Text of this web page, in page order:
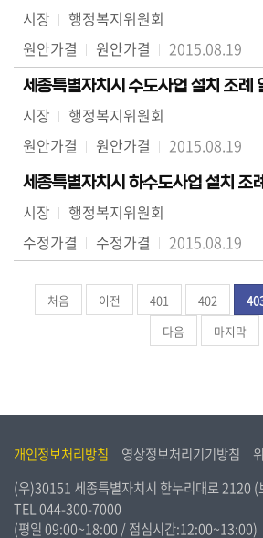
시장
행정복지위원회
원안가결
원안가결 2015.08.19
세종특별자치시 수도사업 설치 조례
시장
행정복지위원회
원안가결
원안가결 2015.08.19
세종특별자치시 하수도사업 설치 조
시장
행정복지위원회
수정가결
수정가결 2015.08.19
처음 이전 401 402
다음
마지막
개인정보처리방침 영상정보처리기기방침
(우)30151 세종특별자치시 한누리대로 2120 (
TEL044-300-7000
(평일 09:00~18:00 / 점심시간:12:00~13:00)